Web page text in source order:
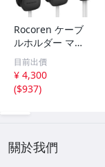
Rocoren ケーブ
ルホルダー マグ
ネット式 6個セッ
ト ケーブルクリ
ップ 配線止め 配
線整理 ケーブル
目前出價
¥ 4,300
($937)
關於我們